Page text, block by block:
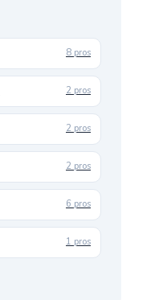
8 pros
2 pros
2 pros
2 pros
6 pros
1 pros